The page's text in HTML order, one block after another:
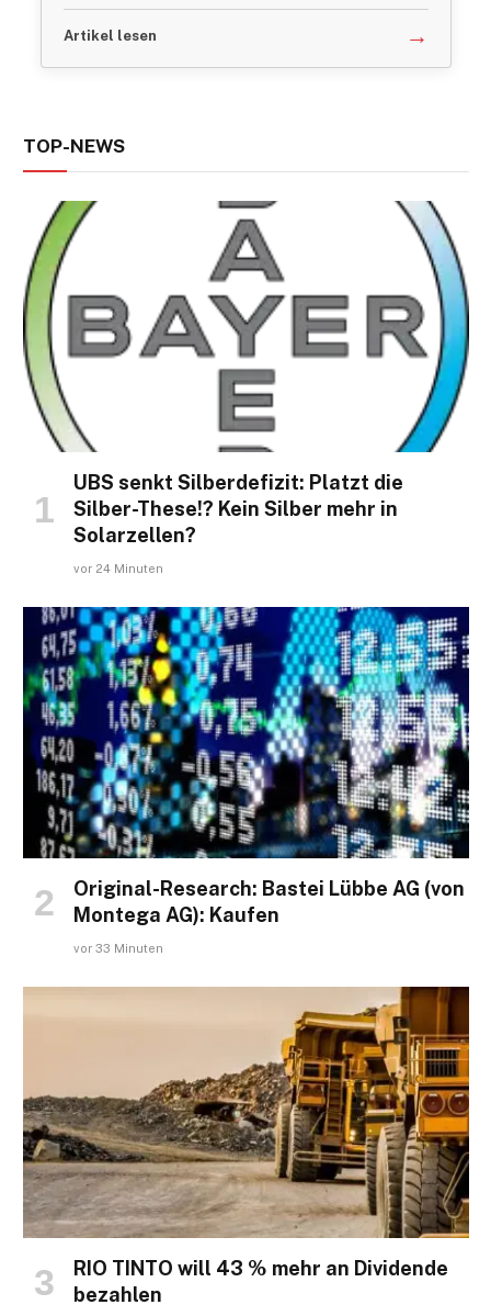
Artikel lesen →
TOP-NEWS
UBS senkt Silberdefizit: Platzt die
Silber-These!? Kein Silber mehr in
Solarzellen?
vor 24 Minuten
Original-Research: Bastei Lübbe AG (von
Montega AG): Kaufen
vor 33 Minuten
RIO TINTO will 43 % mehr an Dividende
bezahlen